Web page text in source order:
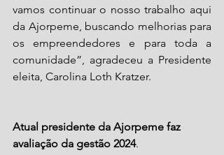
vamos continuar o nosso trabalho aqui
da Ajorpeme, buscando melhorias para
os empreendedores e para toda a
comunidade”, agradeceu a Presidente
eleita, Carolina Loth Kratzer.
Atual presidente da Ajorpeme faz
avaliação da gestão 2024.